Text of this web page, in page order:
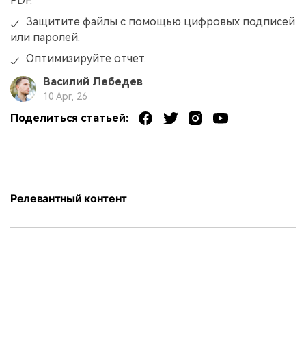
Защитите файлы с помощью цифровых подписей
или паролей.
Оптимизируйте отчет.
Василий Лебедев
10 Apr, 26
Поделиться статьей:
Релевантный контент